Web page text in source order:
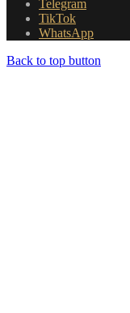
Telegram
TikTok
WhatsApp
Back to top button